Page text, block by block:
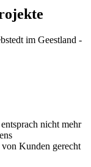
nicht mehr
Kunden gerecht